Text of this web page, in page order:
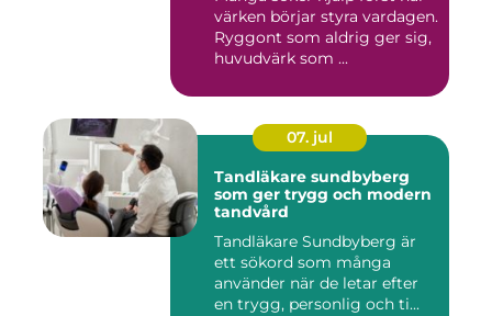
värken börjar styra vardagen.
Ryggont som aldrig ger sig,
huvudvärk som ...
07. jul
Tandläkare sundbyberg
som ger trygg och modern
tandvård
Tandläkare Sundbyberg är
ett sökord som många
använder när de letar efter
en trygg, personlig och ti...